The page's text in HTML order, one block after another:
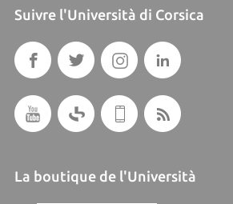
Suivre l'Università di Corsica
La boutique de l'Università